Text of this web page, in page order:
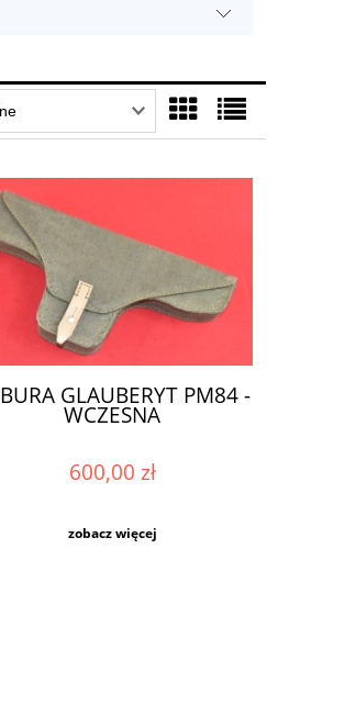
GLAUBERYT PM84 -
WCZESNA
600,00 zł
zobacz więcej